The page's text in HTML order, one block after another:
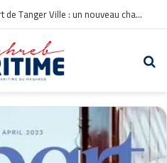
EXPLORA III fait escale au Port de Tanger Ville : un nouveau chapitre pour la croisière en Méditerranée